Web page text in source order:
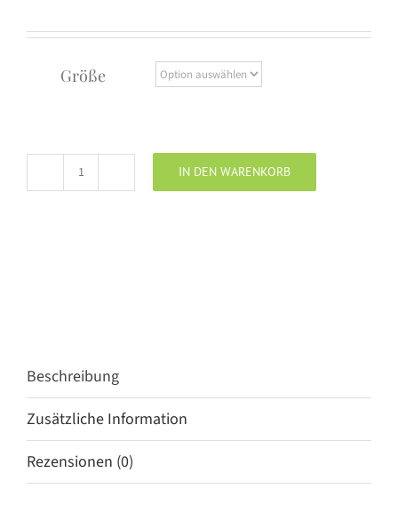
Größe
NOELLA
IN DEN WARENKORB
Beschreibung
Zusätzliche Information
Rezensionen (0)